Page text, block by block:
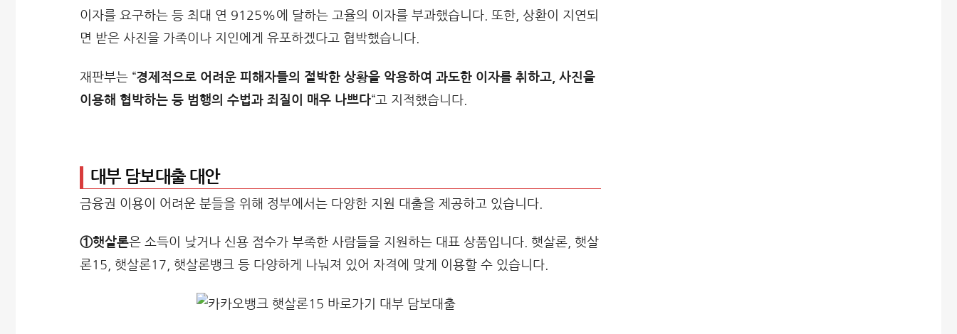
이자를 요구하는 등 최대 연 9125%에 달하는 고율의 이자를 부과했습니다. 또한, 상환이 지연되
면 받은 사진을 가족이나 지인에게 유포하겠다고 협박했습니다.
재판부는 “경제적으로 어려운 피해자들의 절박한 상황을 악용하여 과도한 이자를 취하고, 사진을
이용해 협박하는 등 범행의 수법과 죄질이 매우 나쁘다“고 지적했습니다.
대부 담보대출 대안
금융권 이용이 어려운 분들을 위해 정부에서는 다양한 지원 대출을 제공하고 있습니다.
①햇살론은 소득이 낮거나 신용 점수가 부족한 사람들을 지원하는 대표 상품입니다. 햇살론, 햇살
론15, 햇살론17, 햇살론뱅크 등 다양하게 나눠져 있어 자격에 맞게 이용할 수 있습니다.